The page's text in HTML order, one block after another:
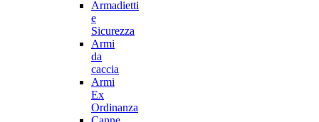
Armadietti
e
Sicurezza
Armi
da
caccia
Armi
Ex
Ordinanza